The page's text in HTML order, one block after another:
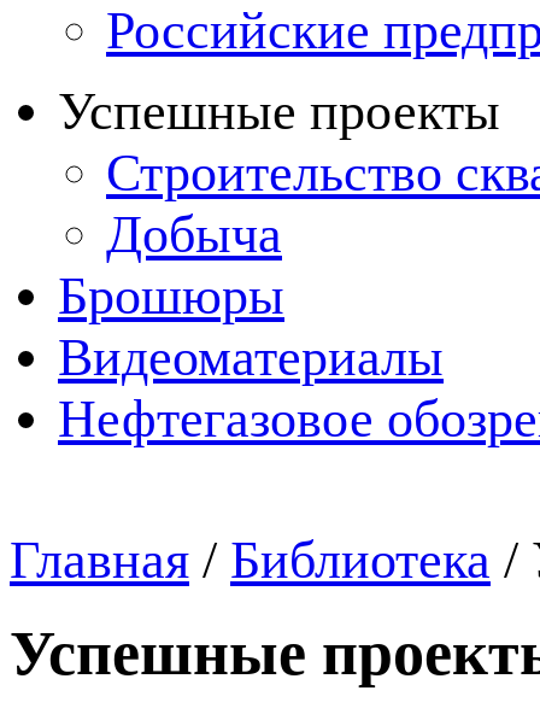
Российские
Успешные проекты
Строительство
Добыча
Брошюры
Видеоматериалы
Нефтегазовое
Главная / Библиотека /
Успешные